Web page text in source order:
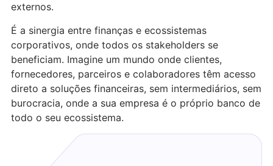
externos.
É a sinergia entre finanças e ecossistemas
corporativos, onde todos os stakeholders se
beneficiam. Imagine um mundo onde clientes,
fornecedores, parceiros e colaboradores têm acesso
direto a soluções financeiras, sem intermediários, sem
burocracia, onde a sua empresa é o próprio banco de
todo o seu ecossistema.